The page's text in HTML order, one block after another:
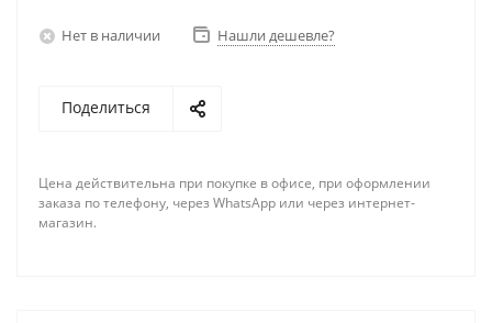
Нет в наличии Нашли дешевле?
Поделиться
Цена действительна при покупке в офисе, при оформлении
заказа по телефону, через WhatsApp или через интернет-
магазин.